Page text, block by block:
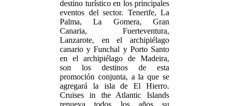
destino turístico en los principales
eventos del sector. Tenerife, La
Palma, La Gomera, Gran
Canaria, Fuerteventura,
Lanzarote, en el archipiélago
canario y Funchal y Porto Santo
en el archipiélago de Madeira,
son los destinos de esta
promoción conjunta, a la que se
agregará la isla de El Hierro.
Cruises in the Atlantic Islands
renueva todos los años su